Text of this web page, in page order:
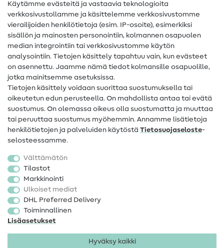
Ompelusanasto
Ompeluohjeet
Apua ja yhteystiedot
Yhteystiedot
Tietoa omistajanvaihdoksesta
FAQ
Peruutusoikeus
Suosittu
Kankaat
Ompelutarvikkeet
Ale
Käytämme evästeitä ja vastaavia teknologioita
verkkosivustollamme ja käsittelemme verkkosivustomme
vierailijoiden henkilötietoja (esim. IP-osoite), esimerkiksi
sisällön ja mainosten personointiin, kolmannen osapuolen
median integrointiin tai verkkosivustomme käytön
analysointiin. Tietojen käsittely tapahtuu vain, kun evästeet
on asennettu. Jaamme nämä tiedot kolmansille osapuolille,
jotka mainitsemme asetuksissa.
Tietojen käsittely voidaan suorittaa suostumuksella tai
oikeutetun edun perusteella. On mahdollista antaa tai evätä
suostumus. On olemassa oikeus olla suostumatta ja muuttaa
tai peruuttaa suostumus myöhemmin. Annamme lisätietoja
henkilötietojen ja palveluiden käytöstä Tietosuojaseloste-
selosteessamme.
Välttämätön
Tilastot
Markkinointi
Ulkoiset mediat
DHL Preferred Delivery
Toiminnallinen
Lisäasetukset
Hyväksy kaikki